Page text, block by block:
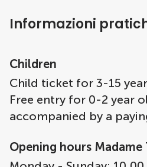
Informazioni
Children
Child ticket for 3-15
Free entry for 0-2 year
accompanied by a
Opening hours Madame